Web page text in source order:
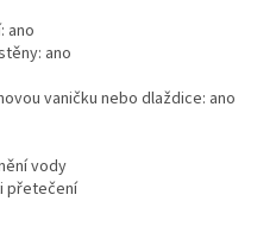
ano
ano
vaničku nebo dlaždice: ano
vody
přetečení